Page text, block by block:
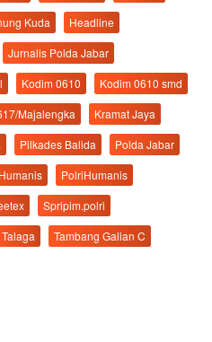
Kuda
Headline
Jurnalis Polda Jabar
Kodim 0610
Kodim 0610 smd
Majalengka
Kramat Jaya
Pilkades Balida
Polda Jabar
PolriHumanis
Spripim.polri
Talaga
Tambang Galian C